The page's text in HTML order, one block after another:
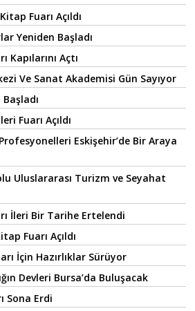
Fuarı Açıldı
Yeniden Başladı
Kapılarını Açtı
Ve Sanat Akademisi Gün Sayıyor
Fuarı Açıldı
Eskişehir’de Bir Araya
Uluslararası Turizm ve Seyahat
İleri Bir Tarihe Ertelendi
Fuarı Açıldı
İçin Hazırlıklar Sürüyor
Devleri Bursa’da Buluşacak
Sona Erdi